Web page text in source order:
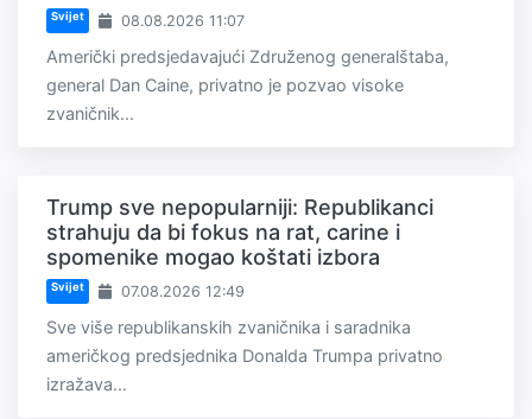
Svijet 08.08.2026 11:07
Američki predsjedavajući Združenog generalštaba,
general Dan Caine, privatno je pozvao visoke
zvaničnik...
Trump sve nepopularniji: Republikanci
strahuju da bi fokus na rat, carine i
spomenike mogao koštati izbora
Svijet 07.08.2026 12:49
Sve više republikanskih zvaničnika i saradnika
američkog predsjednika Donalda Trumpa privatno
izražava...